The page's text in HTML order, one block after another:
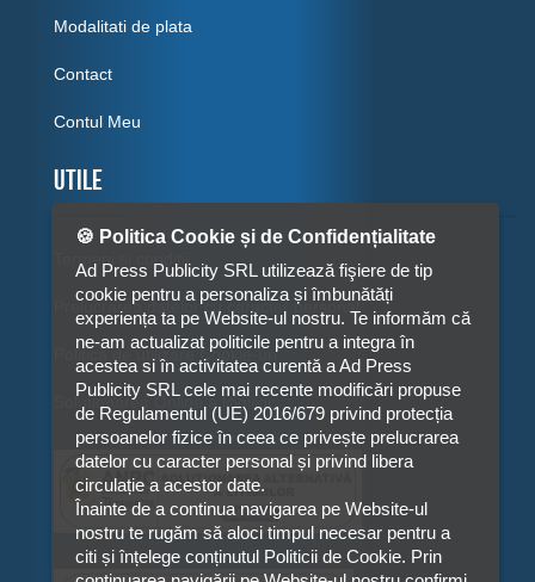
Modalitati de plata
Contact
Contul Meu
Utile
Prelucrarea datelor cu caracter personal
Politica de utilizare Cookie-uri
Solutionarea Online a litigiilor
🍪 Politica Cookie și de Confidențialitate
Ad Press Publicity SRL utilizează fişiere de tip
cookie pentru a personaliza și îmbunătăți
experiența ta pe Website-ul nostru. Te informăm că
ne-am actualizat politicile pentru a integra în
acestea si în activitatea curentă a Ad Press
Publicity SRL cele mai recente modificări propuse
de Regulamentul (UE) 2016/679 privind protecția
persoanelor fizice în ceea ce privește prelucrarea
datelor cu caracter personal și privind libera
circulație a acestor date.
Înainte de a continua navigarea pe Website-ul
nostru te rugăm să aloci timpul necesar pentru a
citi și înțelege conținutul Politicii de Cookie. Prin